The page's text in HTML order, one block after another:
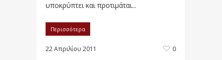
υποκρύπτει και προτιμάται...
Περισσότερα
22 Απριλίου 2011 0